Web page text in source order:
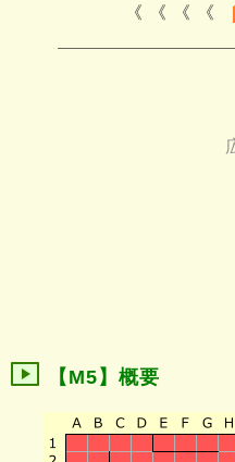
《 《 《
【M5】概要